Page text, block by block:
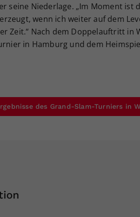
seine Niederlage. „Im Moment ist
wenn ich weiter auf dem
Zeit.“ Nach dem Doppelauftritt in
in Hamburg und dem
des Grand-Slam-Turniers in